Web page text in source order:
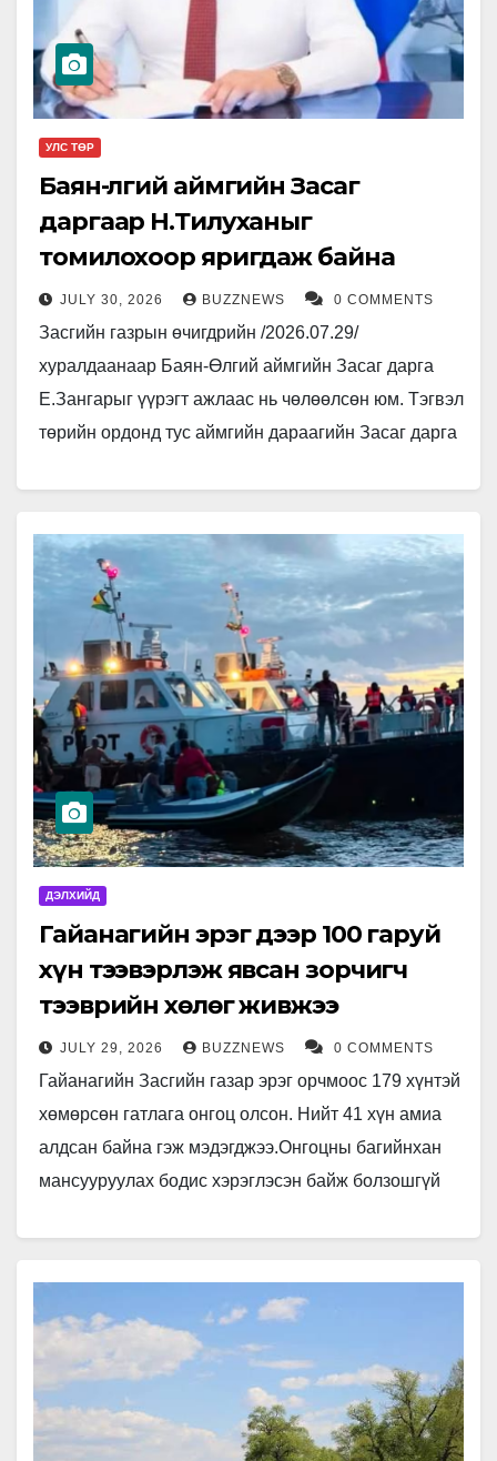
УЛС ТӨР
Баян-Өлгий аймгийн Засаг
даргаар Н.Тилуханыг
томилохоор яригдаж байна
JULY 30, 2026 BUZZNEWS 0 COMMENTS
Засгийн газрын өчигдрийн /2026.07.29/
хуралдаанаар Баян-Өлгий аймгийн Засаг дарга
Е.Зангарыг үүрэгт ажлаас нь чөлөөлсөн юм. Тэгвэл
төрийн ордонд тус аймгийн дараагийн Засаг дарга
ДЭЛХИЙД
Гайанагийн эрэг дээр 100 гаруй
хүн тээвэрлэж явсан зорчигч
тээврийн хөлөг живжээ
JULY 29, 2026 BUZZNEWS 0 COMMENTS
Гайанагийн Засгийн газар эрэг орчмоос 179 хүнтэй
хөмөрсөн гатлага онгоц олсон. Нийт 41 хүн амиа
алдсан байна гэж мэдэгджээ.Онгоцны багийнхан
мансууруулах бодис хэрэглэсэн байж болзошгүй